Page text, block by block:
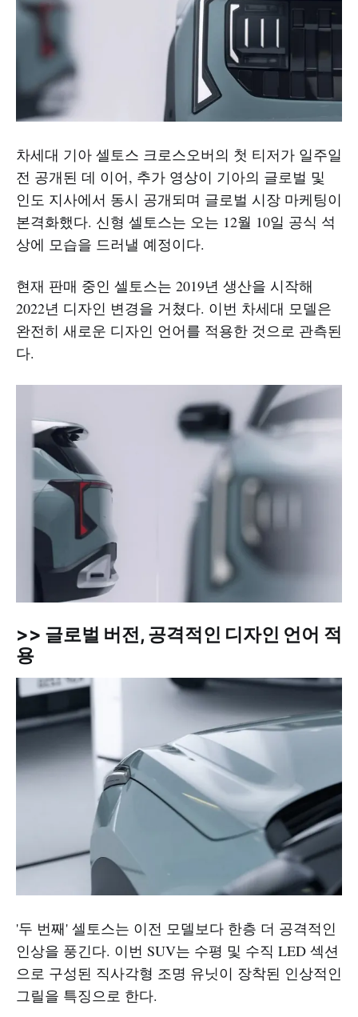
차세대 기아 셀토스 크로스오버의 첫 티저가 일주일
전 공개된 데 이어, 추가 영상이 기아의 글로벌 및
인도 지사에서 동시 공개되며 글로벌 시장 마케팅이
본격화했다. 신형 셀토스는 오는 12월 10일 공식 석
상에 모습을 드러낼 예정이다.
현재 판매 중인 셀토스는 2019년 생산을 시작해
2022년 디자인 변경을 거쳤다. 이번 차세대 모델은
완전히 새로운 디자인 언어를 적용한 것으로 관측된
다.
>> 글로벌 버전, 공격적인 디자인 언어 적
용
'두 번째' 셀토스는 이전 모델보다 한층 더 공격적인
인상을 풍긴다. 이번 SUV는 수평 및 수직 LED 섹션
으로 구성된 직사각형 조명 유닛이 장착된 인상적인
그릴을 특징으로 한다.